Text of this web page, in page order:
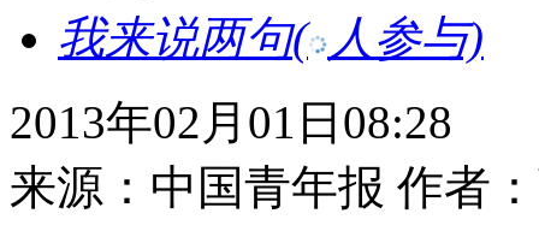
我来说两句( 人参与)
2013年02月01日08:28
来源： 中国青年报 作者